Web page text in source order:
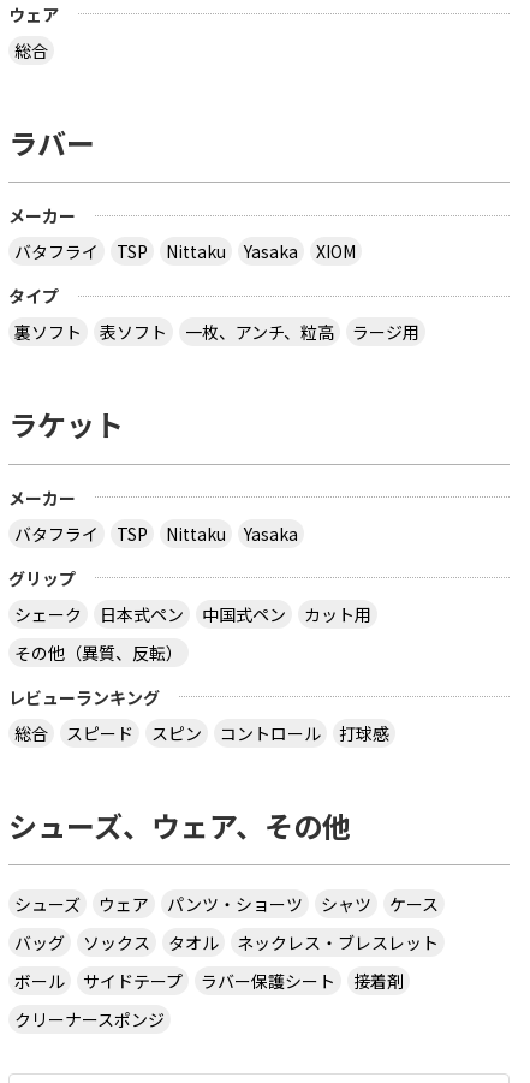
ウェア
総合
ラバー
メーカー
バタフライ
TSP Nittaku Yasaka
XIOM
タイプ
裏ソフト
表ソフト 一枚、アンチ、粒高 ラージ用
ラケット
メーカー
バタフライ
TSP Nittaku
Yasaka
グリップ
シェーク
日本式ペン 中国式ペン
カット用
その他（異質、反転）
レビューランキング
総合
スピード スピン コントロール 打球感
シューズ、ウェア、その他
シューズ ウェア パンツ・ショーツ シャツ
ケース
バッグ
ソックス タオル
ネックレス・ブレスレット
ボール
サイドテープ ラバー保護シート
接着剤
クリーナースポンジ